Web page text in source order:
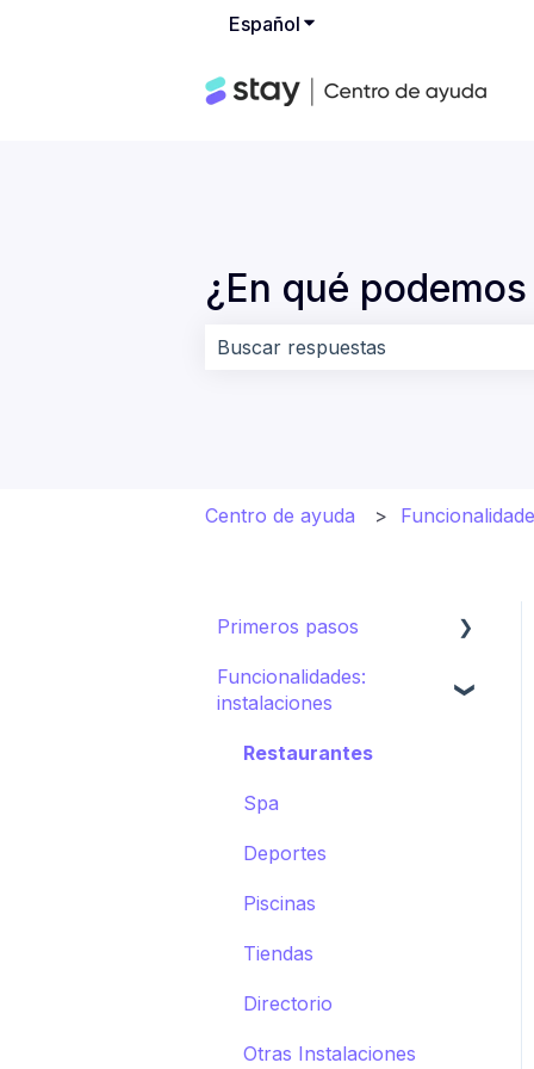
Español Traducciones de Mostrar
¿En qué
Centro de ayuda
Primeros pasos
Ecosistema de STAY
STAY
Funcionalidades:
instalaciones
Restaurantes
Spa
Deportes
Piscinas
Tiendas
Directorio
Otras Instalaciones